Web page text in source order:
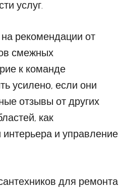
услуг.
рекомендации от
смежных
к команде
усилено, если они
отзывы от других
как
интерьера и управление
для ремонта